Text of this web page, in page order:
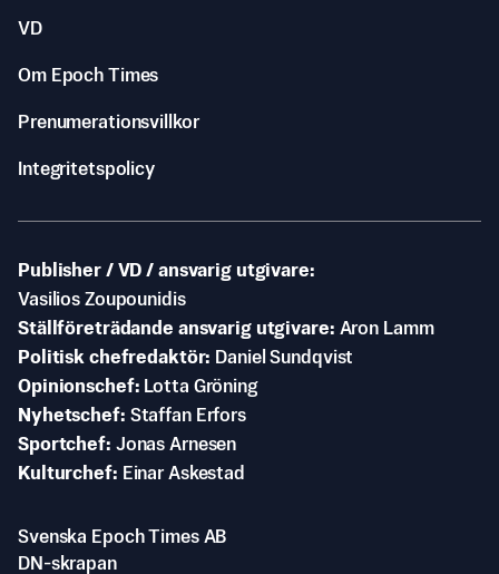
VD
Om Epoch Times
Prenumerationsvillkor
Integritetspolicy
Publisher / VD / ansvarig utgivare
Vasilios Zoupounidis
Ställföreträdande ansvarig utgivare Aron Lamm
Politisk chefredaktör
Daniel Sundqvist
Opinionschef
Lotta Gröning
Nyhetschef Staffan Erfors
Sportchef Jonas Arnesen
Kulturchef
Einar Askestad
Svenska Epoch Times AB
DN-skrapan